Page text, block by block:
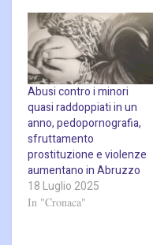
Abusi contro i minori
quasi raddoppiati in un
anno, pedopornografia,
sfruttamento
prostituzione e violenze
aumentano in Abruzzo
18 Luglio 2025
In "Cronaca"